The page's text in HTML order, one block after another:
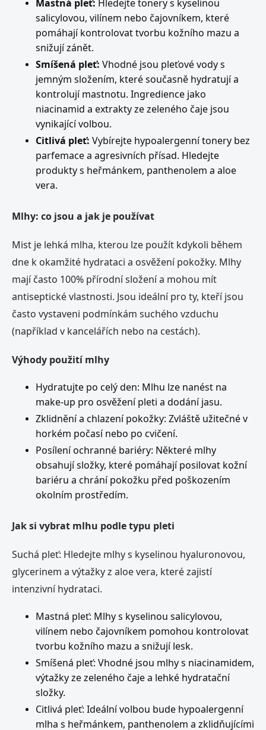
Mastná pleť: Hledejte tonery s kyselinou
salicylovou, vilínem nebo čajovníkem, které
pomáhají kontrolovat tvorbu kožního mazu a
snižují zánět.
Smíšená pleť: Vhodné jsou pleťové vody s
jemným složením, které současně hydratují a
kontrolují mastnotu. Ingredience jako
niacinamid a extrakty ze zeleného čaje jsou
vynikající volbou.
Citlivá pleť: Vybírejte hypoalergenní tonery bez
parfemace a agresivních přísad. Hledejte
produkty s heřmánkem, panthenolem a aloe
vera.
Mlhy: co jsou a jak je používat
Mist je lehká mlha, kterou lze použít kdykoli během
dne k okamžité hydrataci a osvěžení pokožky. Mlhy
mají často 100% přírodní složení a mohou mít
antiseptické vlastnosti. Jsou ideální pro ty, kteří jsou
často vystaveni podmínkám suchého vzduchu
(například v kancelářích nebo na cestách).
Výhody použití mlhy
Hydratujte po celý den: Mlhu lze nanést na
make-up pro osvěžení pleti a dodání jasu.
Zklidnění a chlazení pokožky: Zvláště užitečné v
horkém počasí nebo po cvičení.
Posílení ochranné bariéry: Některé mlhy
obsahují složky, které pomáhají posilovat kožní
bariéru a chrání pokožku před poškozením
okolním prostředím.
Jak si vybrat mlhu podle typu pleti
Suchá pleť: Hledejte mlhy s kyselinou hyaluronovou,
glycerinem a výtažky z aloe vera, které zajistí
intenzivní hydrataci.
Mastná pleť: Mlhy s kyselinou salicylovou,
vilínem nebo čajovníkem pomohou kontrolovat
tvorbu kožního mazu a snižují lesk.
Smíšená pleť: Vhodné jsou mlhy s niacinamidem,
výtažky ze zeleného čaje a lehké hydratační
složky.
Citlivá pleť: Ideální volbou bude hypoalergenní
mlha s heřmánkem, panthenolem a zklidňujícími